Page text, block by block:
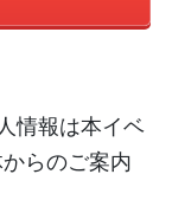
情報は本イベ
らのご案内